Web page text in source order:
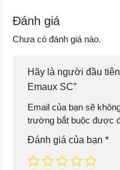
Đánh giá
Chưa có đánh giá nào.
Hãy là người đầu
Emaux SC”
Email của bạn sẽ
trường bắt buộc được
Đánh giá của bạn *